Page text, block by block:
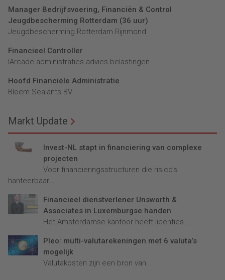
Manager Bedrijfsvoering, Financiën & Control
Jeugdbescherming Rotterdam (36 uur)
Jeugdbescherming Rotterdam Rijnmond
Financieel Controller
lArcade administraties-advies-belastingen
Hoofd Financiële Administratie
Bloem Sealants BV
Markt Update
Invest-NL stapt in financiering van complexe
projecten
Voor financieringsstructuren die risico’s
hanteerbaar...
Financieel dienstverlener Unsworth &
Associates in Luxemburgse handen
Het Amsterdamse kantoor heeft licenties...
Pleo: multi-valutarekeningen met 6 valuta’s
mogelijk
Valutakosten zijn een bron van...